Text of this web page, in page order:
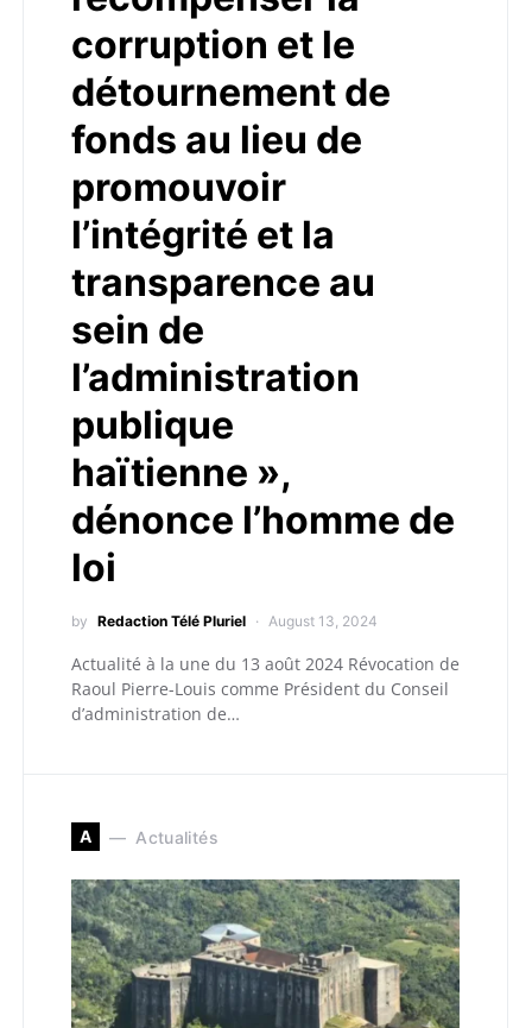
corruption et le
détournement de
fonds au lieu de
promouvoir
l’intégrité et la
transparence au
sein de
l’administration
publique
haïtienne »,
dénonce l’homme de
loi
by Redaction Télé Pluriel August 13, 2024
Actualité à la une du 13 août 2024 Révocation de
Raoul Pierre-Louis comme Président du Conseil
d’administration de…
A Actualités